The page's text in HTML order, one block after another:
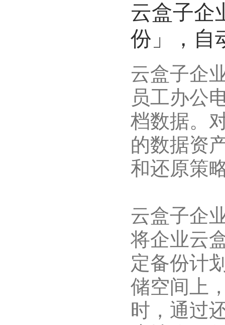
云盒子企
份」，自
云盒子企
员工办公
档数据。
的数据资
和还原策
云盒子企
将企业云
定备份计
储空间上
时，通过